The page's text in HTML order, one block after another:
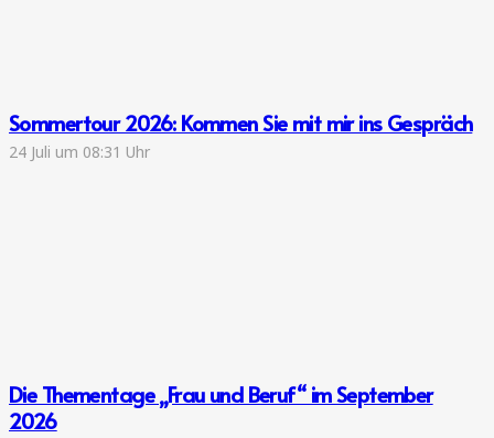
Sommertour 2026: Kommen Sie mit mir ins Gespräch
24 Juli um 08:31 Uhr
Die Thementage „Frau und Beruf“ im September
2026